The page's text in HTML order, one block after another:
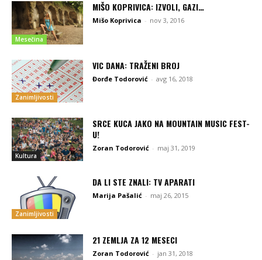
Mesečina
MIŠO KOPRIVICA: IZVOLI, GAZI…
Mišo Koprivica - nov 3, 2016
Zanimljivosti
VIC DANA: TRAŽENI BROJ
Đorđe Todorović - avg 16, 2018
Kultura
SRCE KUCA JAKO NA MOUNTAIN MUSIC FEST-
U!
Zoran Todorović - maj 31, 2019
Zanimljivosti
DA LI STE ZNALI: TV APARATI
Marija Pašalić - maj 26, 2015
21 ZEMLJA ZA 12 MESECI
Zoran Todorović - jan 31, 2018